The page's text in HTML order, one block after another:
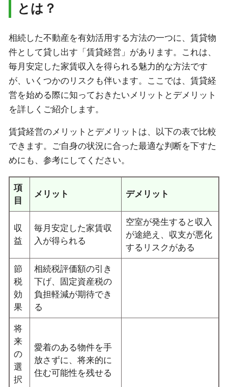
とは？
相続した不動産を有効活用する方法の一つに、賃貸物
件として貸し出す「賃貸経営」があります。これは、
毎月安定した家賃収入を得られる魅力的な方法です
が、いくつかのリスクも伴います。ここでは、賃貸経
営を始める際に知っておきたいメリットとデメリット
を詳しくご紹介します。
賃貸経営のメリットとデメリットは、以下の表で比較
できます。ご自身の状況に合った最適な判断を下すた
めにも、参考にしてください。
項
目
メリット デメリット
収
益
毎月安定した家賃収
入が得られる
空室が発生すると収入
が途絶え、収支が悪化
するリスクがある
節
税
効
果
相続税評価額の引き
下げ、固定資産税の
負担軽減が期待でき
る
将
来
の
選
択
愛着のある物件を手
放さずに、将来的に
住む可能性を残せる